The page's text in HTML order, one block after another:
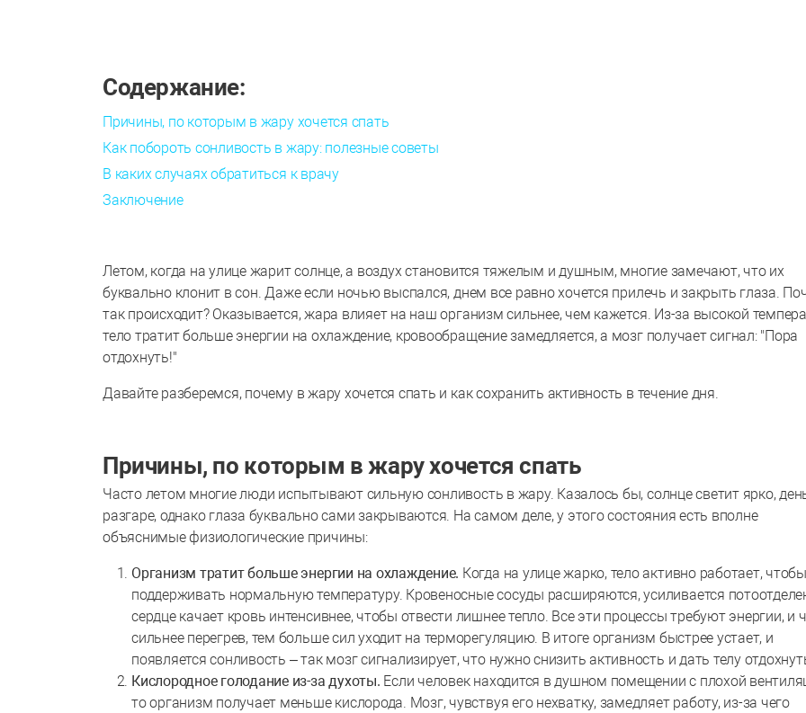
Содержание:
Причины, по которым в жару хочется спать
Как побороть сонливость в жару: полезные советы
В каких случаях обратиться к врачу
Заключение
Летом, когда на улице жарит солнце, а воздух становится тяжелым и душным, многие замечают, что их
буквально клонит в сон. Даже если ночью выспался, днем все равно хочется прилечь и закрыть глаза.
так происходит? Оказывается, жара влияет на наш организм сильнее, чем кажется. Из-за высокой
тело тратит больше энергии на охлаждение, кровообращение замедляется, а мозг получает сигнал: "Пора
отдохнуть!"
Давайте разберемся, почему в жару хочется спать и как сохранить активность в течение дня.
Причины, по которым в жару хочется спать
Часто летом многие люди испытывают сильную сонливость в жару. Казалось бы, солнце светит ярко,
разгаре, однако глаза буквально сами закрываются. На самом деле, у этого состояния есть вполне
объяснимые физиологические причины:
Организм тратит больше энергии на охлаждение. Когда на улице жарко, тело активно работает, чтобы
поддерживать нормальную температуру. Кровеносные сосуды расширяются, усиливается
сердце качает кровь интенсивнее, чтобы отвести лишнее тепло. Все эти процессы требуют энергии, и
сильнее перегрев, тем больше сил уходит на терморегуляцию. В итоге организм быстрее устает, и
появляется сонливость – так мозг сигнализирует, что нужно снизить активность и дать телу
Кислородное голодание из-за духоты. Если человек находится в душном помещении с плохой
то организм получает меньше кислорода. Мозг, чувствуя его нехватку, замедляет работу, из-за чего